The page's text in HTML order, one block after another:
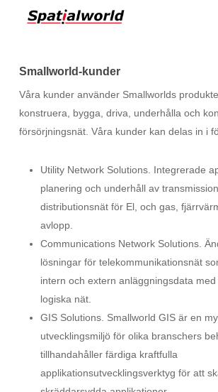
Smallworld-kunder
Våra kunder använder Smallworlds
konstruera, bygga, driva, underhålla och
försörjningsnät. Våra kunder kan delas in i
Utility Network Solutions. Integrerade
planering och underhåll av
distributionsnät för El, och gas,
avlopp.
Communications Network Solutions.
lösningar för telekommunikationsnät
intern och extern anläggningsdata med
logiska nät.
GIS Solutions. Smallworld GIS är en
utvecklingsmiljö för olika branschers
tillhandahåller färdiga kraftfulla
applikationsutvecklingsverktyg för att